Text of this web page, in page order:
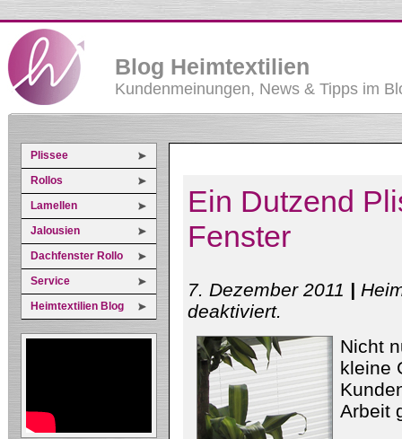
Blog Heimtextilien
Kundenmeinungen, News & Tipps im
Plissee
Rollos
Lamellen
Jalousien
Dachfenster Rollo
Service
Heimtextilien Blog
Ein Dutzend
Fenster
7. Dezember 2011 |
deaktiviertfür
Ein
Plissees
für
die
heimischen
Erker
Fenster
.
Nicht
kleine
Arbeit